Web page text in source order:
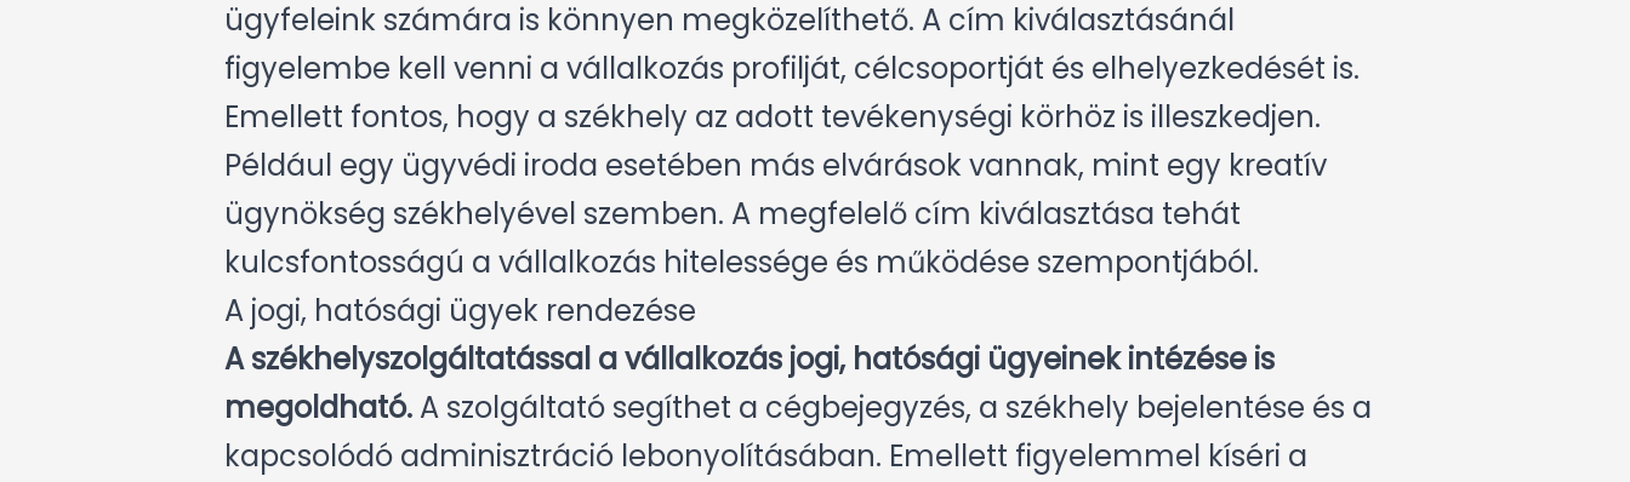
ügyfeleink számára is könnyen megközelíthető. A cím kiválasztásánál
figyelembe kell venni a vállalkozás profilját, célcsoportját és elhelyezkedését is.
Emellett fontos, hogy a székhely az adott tevékenységi körhöz is illeszkedjen.
Például egy ügyvédi iroda esetében más elvárások vannak, mint egy kreatív
ügynökség székhelyével szemben. A megfelelő cím kiválasztása tehát
kulcsfontosságú a vállalkozás hitelessége és működése szempontjából.
A jogi, hatósági ügyek rendezése
A székhelyszolgáltatással a vállalkozás jogi, hatósági ügyeinek intézése is
megoldható.A szolgáltató segíthet a cégbejegyzés, a székhely bejelentése és a
kapcsolódó adminisztráció lebonyolításában. Emellett figyelemmel kíséri a